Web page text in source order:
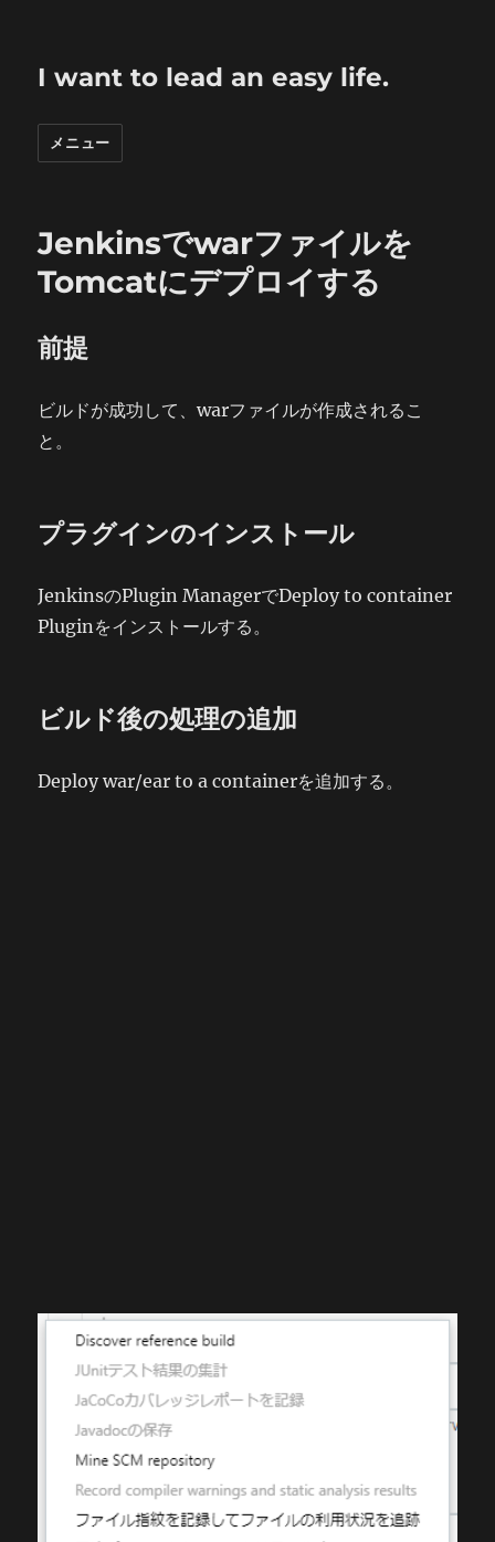
I want to lead an easy life.
メニュー
Jenkinsでwarファイルを
Tomcatにデプロイする
前提
ビルドが成功して、warファイルが作成されるこ
と。
プラグインのインストール
JenkinsのPlugin ManagerでDeploy to container
Pluginをインストールする。
ビルド後の処理の追加
Deploy war/ear to a containerを追加する。